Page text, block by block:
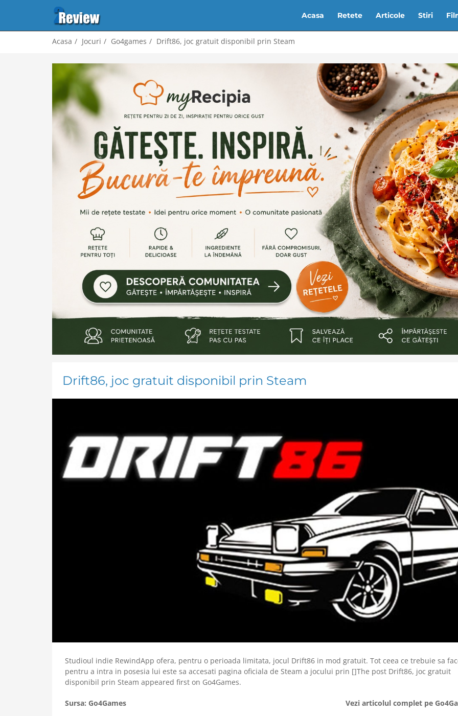
Acasa Retete Articole Stiri
Acasa Jocuri Go4games Drift86, joc gratuit disponibil prin Steam
Drift86, joc gratuit disponibil prin Steam
Studioul indie RewindApp ofera, pentru o perioada limitata, jocul Drift86 in mod gratuit. Tot ceea ce trebuie sa
pentru a intra in posesia lui este sa accesati pagina oficiala de Steam a jocului prin []The post Drift86, joc gratuit
disponibil prin Steam appeared first on Go4Games.
Sursa: Go4Games Vezi articolul complet pe